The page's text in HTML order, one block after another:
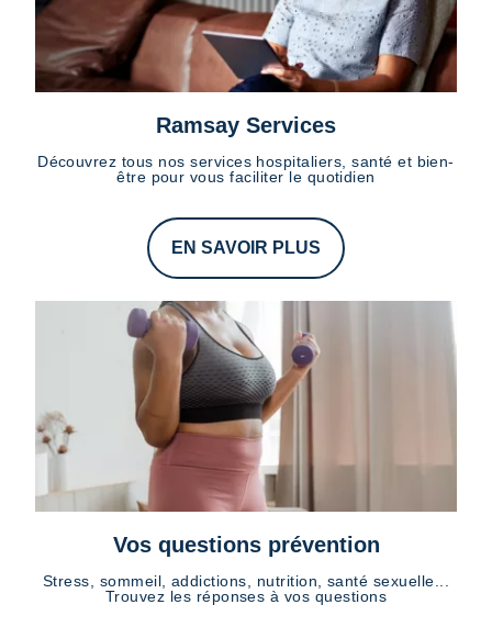
Ramsay Services
Découvrez tous nos services hospitaliers, santé et bien-
être pour vous faciliter le quotidien
EN SAVOIR PLUS
Vos questions prévention
Stress, sommeil, addictions, nutrition, santé sexuelle...
Trouvez les réponses à vos questions